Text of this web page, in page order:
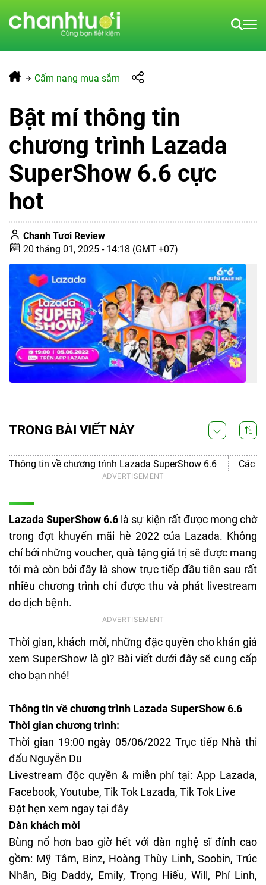
Cẩm nang mua sắm
Bật mí thông tin
chương trình Lazada
SuperShow 6.6 cực
hot
Chanh Tươi Review
20 tháng 01, 2025 - 14:18 (GMT +07)
Lazada SuperShow 6.6 là sự kiện rất được mong chờ
trong đợt khuyến mãi hè 2022 của Lazada. Không
chỉ bởi những voucher, quà tặng giá trị sẽ được mang
tới mà còn bởi đây là show trực tiếp đầu tiên sau rất
nhiều chương trình chỉ được thu và phát livestream
do dịch bệnh.
Thời gian, khách mời, những đặc quyền cho khán giả
xem SuperShow là gì? Bài viết dưới đây sẽ cung cấp
cho bạn nhé!
Thông tin về chương trình Lazada SuperShow 6.6
Thời gian chương trình:
Thời gian 19:00 ngày 05/06/2022 Trục tiếp Nhà thi
đấu Nguyễn Du
Livestream độc quyền & miễn phí tại: App Lazada,
Facebook, Youtube, Tik Tok Lazada, Tik Tok Live
Đặt hẹn xem ngaytại đây
Dàn khách mời
Bùng nổ hơn bao giờ hết với dàn nghệ sĩ đỉnh cao
gồm: Mỹ Tâm, Binz, Hoàng Thùy Linh, Soobin, Trúc
Nhân, Big Daddy, Emily, Trọng Hiếu, Will, Phí Linh,
TRONG BÀI VIẾT NÀY
Thông tin về chương trình Lazada SuperShow 6.6 Các